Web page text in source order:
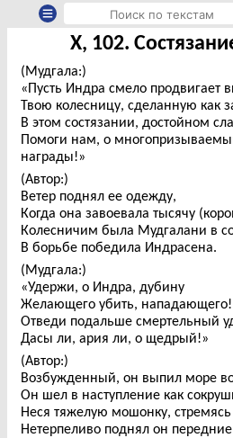
X, 102.
(Мудгала:)
«Пусть Индра смело продвигает
Твою колесницу, сделанную как
В этом состязании, достойном
Помоги нам, о
награды!»
(Автор:)
Ветер поднял ее одежду,
Когда она завоевала тысячу
Колесничим была Мудгалани в
В борьбе победила Индрасена.
(Мудгала:)
«Удержи, о Индра, дубину
Желающего убить, нападающего!
Отведи подальше смертельный
Дасы ли, ария ли, о щедрый!»
(Автор:)
Возбужденный, он выпил море
Он шел в наступление как
Неся тяжелую мошонку, стремясь
Нетерпеливо поднял он